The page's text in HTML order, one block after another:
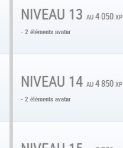
NIVEAU 13 au 4 050 xp
- 2 éléments avatar
NIVEAU 14 au 4 850 xp
- 2 éléments avatar